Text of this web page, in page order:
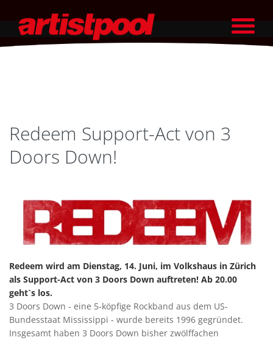
Redeem Support-Act von 3
Doors Down!
Redeem wird am Dienstag, 14. Juni, im Volkshaus in Zürich
als Support-Act von 3 Doors Down auftreten! Ab 20.00
geht`s los.
3 Doors Down - eine 5-köpfige Rockband aus dem US-
Bundesstaat Mississippi - wurde bereits 1996 gegründet.
Insgesamt haben 3 Doors Down bisher zwölffachen